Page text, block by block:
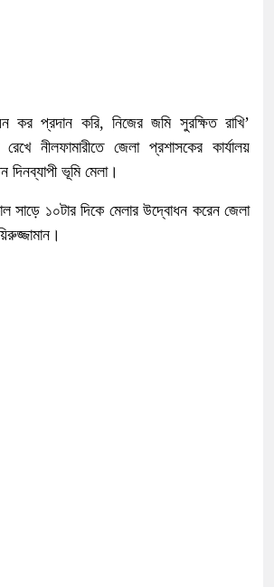
কর প্রদান করি, নিজের জমি সুরক্ষিত রাখি’
নীলফামারীতে জেলা প্রশাসকের কার্যালয়
ভূমি মেলা।
সাড়ে ১০টার দিকে মেলার উদ্বোধন করেন জেলা